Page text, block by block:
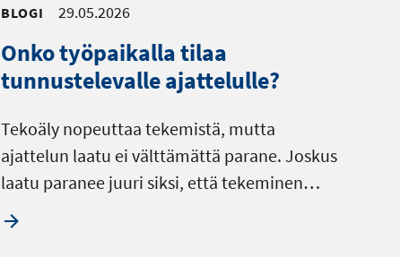
BLOGI 29.05.2026
Onko työpaikalla tilaa
tunnustelevalle ajattelulle?
Tekoäly nopeuttaa tekemistä, mutta
ajattelun laatu ei välttämättä parane. Joskus
laatu paranee juuri siksi, että tekeminen…